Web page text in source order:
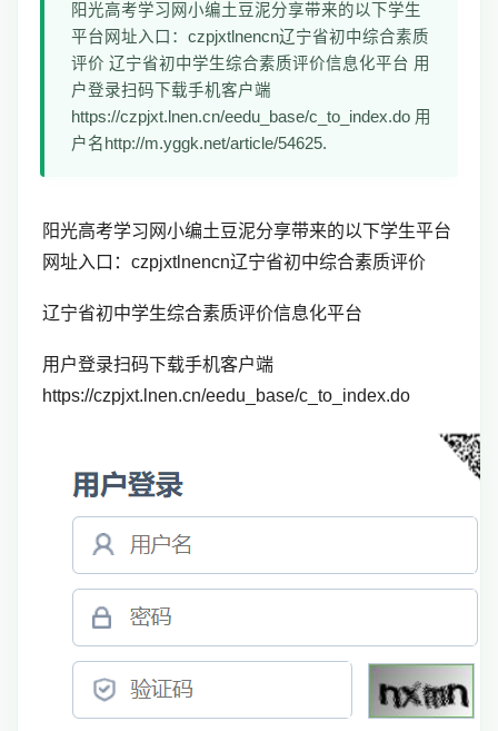
阳光高考学习网小编土豆泥分享带来的以下学生
平台网址入口：czpjxtlnencn辽宁省初中综合素质
评价 辽宁省初中学生综合素质评价信息化平台 用
户登录扫码下载手机客户端
https://czpjxt.lnen.cn/eedu_base/c_to_index.do 用
户名http://m.yggk.net/article/54625.
阳光高考学习网小编土豆泥分享带来的以下学生平台
网址入口：czpjxtlnencn辽宁省初中综合素质评价
辽宁省初中学生综合素质评价信息化平台
用户登录扫码下载手机客户端
https://czpjxt.lnen.cn/eedu_base/c_to_index.do